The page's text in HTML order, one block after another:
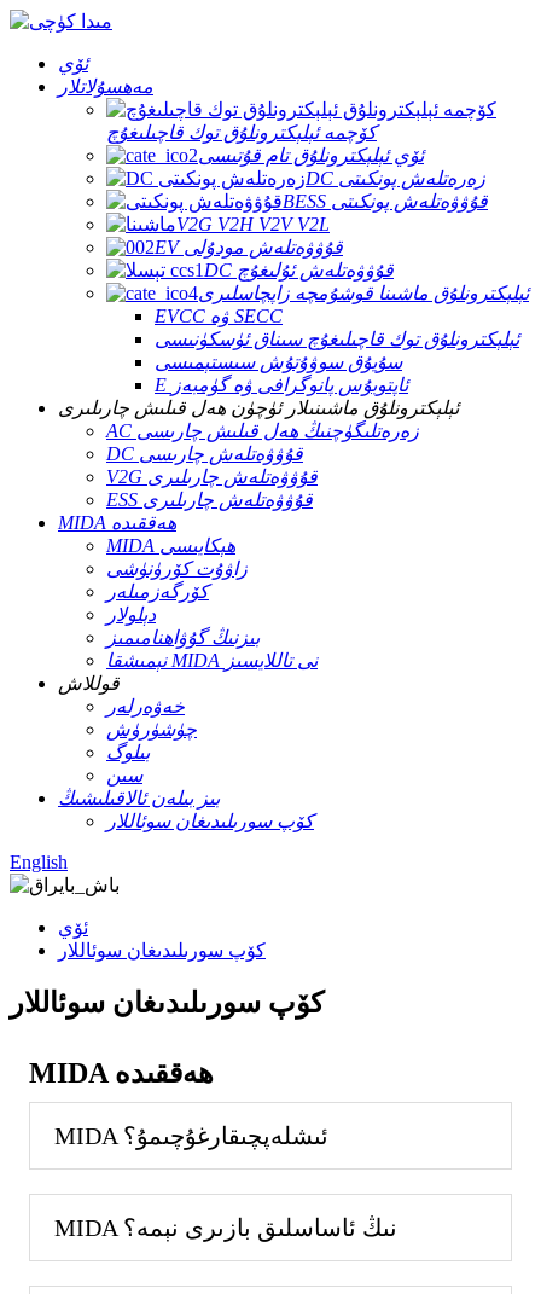
ئۆي
مەھسۇلاتلار
كۆچمە ئېلېكترونلۇق توك قاچىلىغۇچ
ئۆي ئېلېكترونلۇق تام قۇتىسى
DC زەرەتلەش پونكىتى
BESS قۇۋۋەتلەش پونكىتى
V2G V2H V2V V2L
EV قۇۋۋەتلەش مودۇلى
DC قۇۋۋەتلەش ئۇلىغۇچ
ئېلېكترونلۇق ماشىنا قوشۇمچە زاپچاسلىرى
EVCC ۋە SECC
ئېلېكترونلۇق توك قاچىلىغۇچ سىناق ئۈسكۈنىسى
سۇيۇق سوۋۇتۇش سىستېمىسى
E ئاپتوبۇس پانوگرافى ۋە گۈمبەز
ئېلېكترونلۇق ماشىنىلار ئۈچۈن ھەل قىلىش چارىلىرى
AC زەرەتلىگۈچنىڭ ھەل قىلىش چارىسى
DC قۇۋۋەتلەش چارىسى
V2G قۇۋۋەتلەش چارىلىرى
ESS قۇۋۋەتلەش چارىلىرى
MIDA ھەققىدە
MIDA ھېكايىسى
زاۋۇت كۆرۈنۈشى
كۆرگەزمىلەر
دېلولار
بىزنىڭ گۇۋاھنامىمىز
نېمىشقا MIDA نى تاللايسىز
قوللاش
خەۋەرلەر
چۈشۈرۈش
بىلوگ
سىن
بىز بىلەن ئالاقىلىشىڭ
كۆپ سورىلىدىغان سوئاللار
English
ئۆي
كۆپ سورىلىدىغان سوئاللار
كۆپ سورىلىدىغان سوئاللار
MIDA ھەققىدە
MIDA ئىشلەپچىقارغۇچىمۇ؟
MIDA نىڭ ئاساسلىق بازىرى نېمە؟